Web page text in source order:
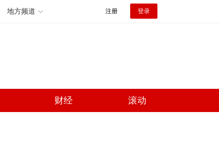
地方频道 注册 登录
财经 滚动